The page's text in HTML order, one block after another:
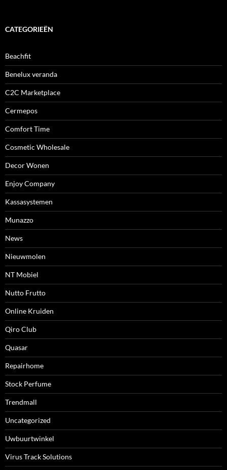
CATEGORIEËN
Beachfit
Benelux veranda
C2C Marketplace
Cermepos
Comfort Time
Cosmetic Wholesale
Decor Wonen
Enjoy Company
Kassasystemen
Munazzo
News
Nieuwmolen
NT Mobiel
Nutto Frutto
Online Kruiden
Qiro Club
Quasar
Repairhome
Stock Perfume
Trendmall
Uncategorized
Uwbuurtwinkel
Virus Track Solutions